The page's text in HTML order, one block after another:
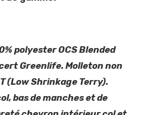
polyester OCS Blended
Greenlife. Molleton non
(Low Shrinkage Terry).
bas de manches et de